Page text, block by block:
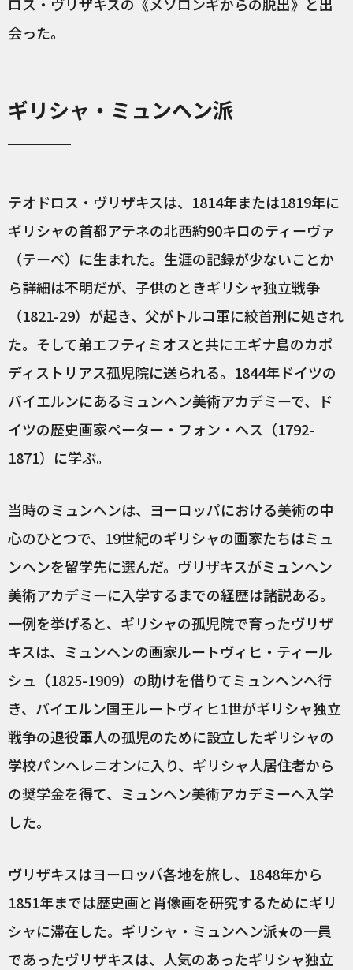
会った。
ギリシャ・ミュンヘン派
テオドロス・ヴリザキスは、1814年または1819年に
ギリシャの首都アテネの北西約90キロのティーヴァ
（テーベ）に生まれた。生涯の記録が少ないことか
ら詳細は不明だが、子供のときギリシャ独立戦争
（1821-29）が起き、父がトルコ軍に絞首刑に処され
た。そして弟エフティミオスと共にエギナ島のカポ
ディストリアス孤児院に送られる。1844年ドイツの
バイエルンにあるミュンヘン美術アカデミーで、ド
イツの歴史画家ペーター・フォン・ヘス（1792-
1871）に学ぶ。
当時のミュンヘンは、ヨーロッパにおける美術の中
心のひとつで、19世紀のギリシャの画家たちはミュ
ンヘンを留学先に選んだ。ヴリザキスがミュンヘン
美術アカデミーに入学するまでの経歴は諸説ある。
一例を挙げると、ギリシャの孤児院で育ったヴリザ
キスは、ミュンヘンの画家ルートヴィヒ・ティール
シュ（1825-1909）の助けを借りてミュンヘンへ行
き、バイエルン国王ルートヴィヒ1世がギリシャ独立
戦争の退役軍人の孤児のために設立したギリシャの
学校パンヘレニオンに入り、ギリシャ人居住者から
の奨学金を得て、ミュンヘン美術アカデミーへ入学
した。
ヴリザキスはヨーロッパ各地を旅し、1848年から
1851年までは歴史画と肖像画を研究するためにギリ
シャに滞在した。ギリシャ・ミュンヘン派★の一員
であったヴリザキスは、人気のあったギリシャ独立